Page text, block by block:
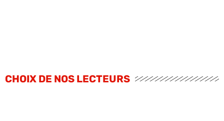
CHOIX DE NOS LECTEURS